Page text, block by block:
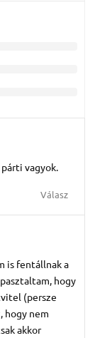
vagyok.
Válasz
is fentállnak a
hogy
(persze
hogy nem
akkor